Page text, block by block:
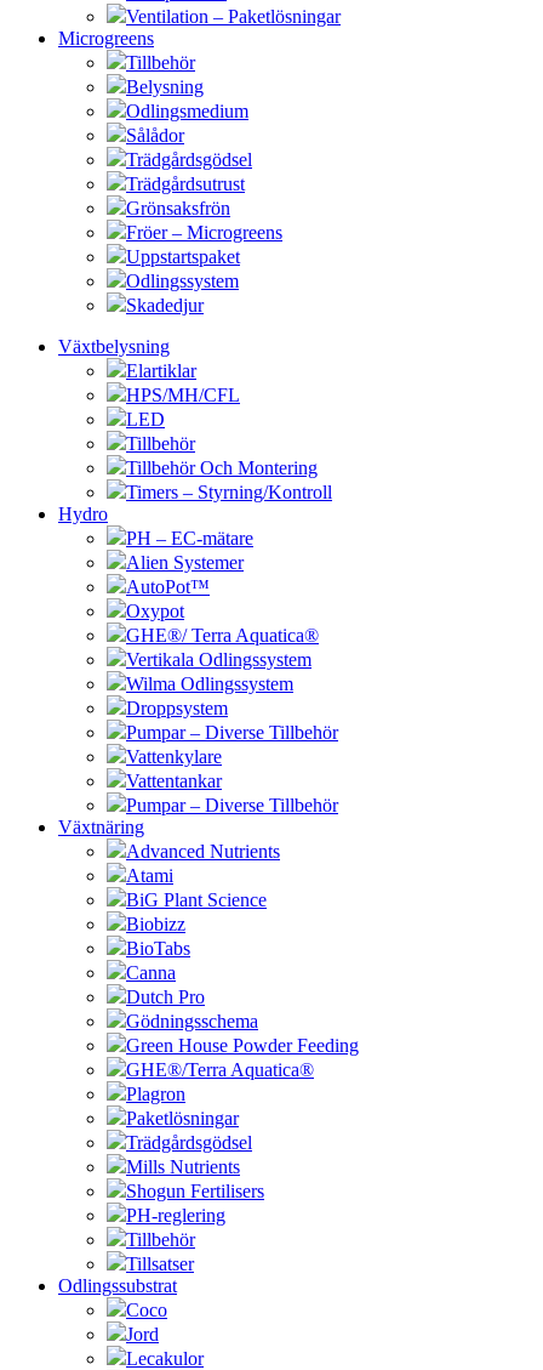
Ventilation – Paketlösningar
Microgreens
Tillbehör
Belysning
Odlingsmedium
Sålådor
Trädgårdsgödsel
Trädgårdsutrust
Grönsaksfrön
Fröer – Microgreens
Uppstartspaket
Odlingssystem
Skadedjur
Växtbelysning
Elartiklar
HPS/MH/CFL
LED
Tillbehör
Tillbehör Och Montering
Timers – Styrning/Kontroll
Hydro
PH – EC-mätare
Alien Systemer
AutoPot™
Oxypot
GHE®/ Terra Aquatica®
Vertikala Odlingssystem
Wilma Odlingssystem
Droppsystem
Pumpar – Diverse Tillbehör
Vattenkylare
Vattentankar
Pumpar – Diverse Tillbehör
Växtnäring
Advanced Nutrients
Atami
BiG Plant Science
Biobizz
BioTabs
Canna
Dutch Pro
Gödningsschema
Green House Powder Feeding
GHE®/Terra Aquatica®
Plagron
Paketlösningar
Trädgårdsgödsel
Mills Nutrients
Shogun Fertilisers
PH-reglering
Tillbehör
Tillsatser
Odlingssubstrat
Coco
Jord
Lecakulor